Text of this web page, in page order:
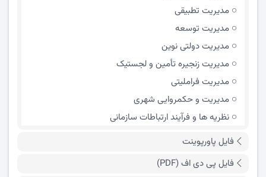
مدیریت تطبیقی
مدیریت توسعه
مدیریت دولتی نوین
مدیریت زنجیره تأمین و لجستیک
مدیریت فراملیتی
مدیریت و حکمروایی شهری
نظریه ها و فرآیند ارتباطات سازمانی
فایل پاورپوینت
فایل پی دی اف (PDF)